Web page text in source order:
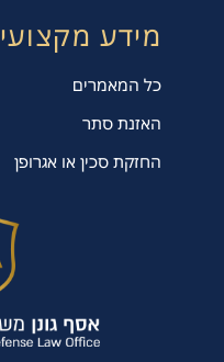
מידע מקצועי
כל המאמרים
האזנת סתר
החזקת סכין או אגרופן